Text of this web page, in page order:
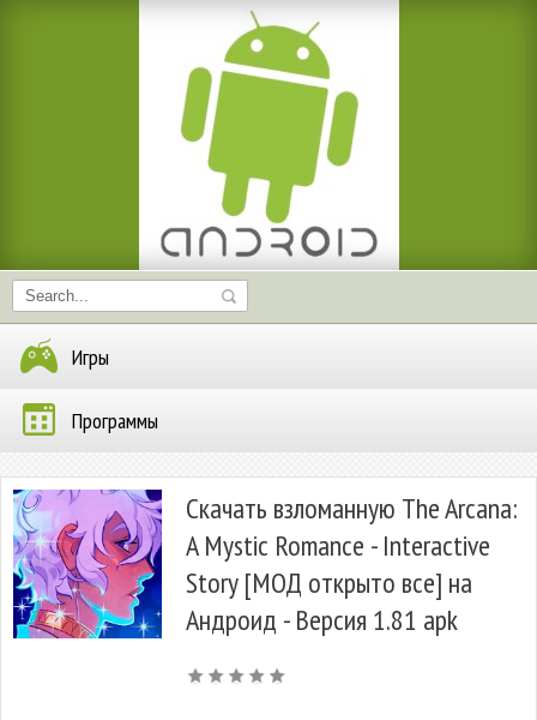
Игры
Программы
Скачать взломанную The Arcana:
A Mystic Romance - Interactive
Story [МОД открыто все] на
Андроид - Версия 1.81 apk